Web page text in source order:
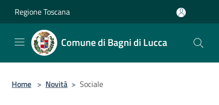
Regione Toscana
Comune di Bagni di Lucca
Home > Novità > Sociale